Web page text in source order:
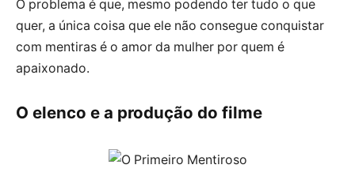
O problema é que, mesmo podendo ter tudo o que
quer, a única coisa que ele não consegue conquistar
com mentiras é o amor da mulher por quem é
apaixonado.
O elenco e a produção do filme